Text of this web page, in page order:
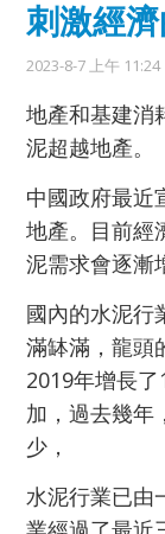
刺激經濟
2023-8-7 上午 11:24
地產和基建消
泥超越地產。
中國政府最近
地產。目前經
泥需求會逐漸
國內的水泥行
滿缽滿，龍頭
2019年增長
加，過去幾年
少，
水泥行業已由